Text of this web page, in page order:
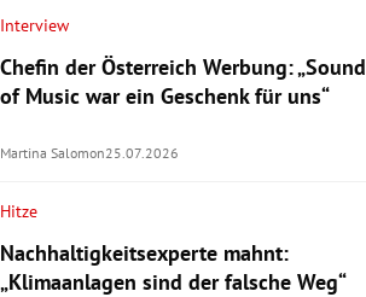
Interview
Chefin der Österreich Werbung: „Sound
of Music war ein Geschenk für uns“
Martina Salomon25.07.2026
Hitze
Nachhaltigkeitsexperte mahnt:
„Klimaanlagen sind der falsche Weg“